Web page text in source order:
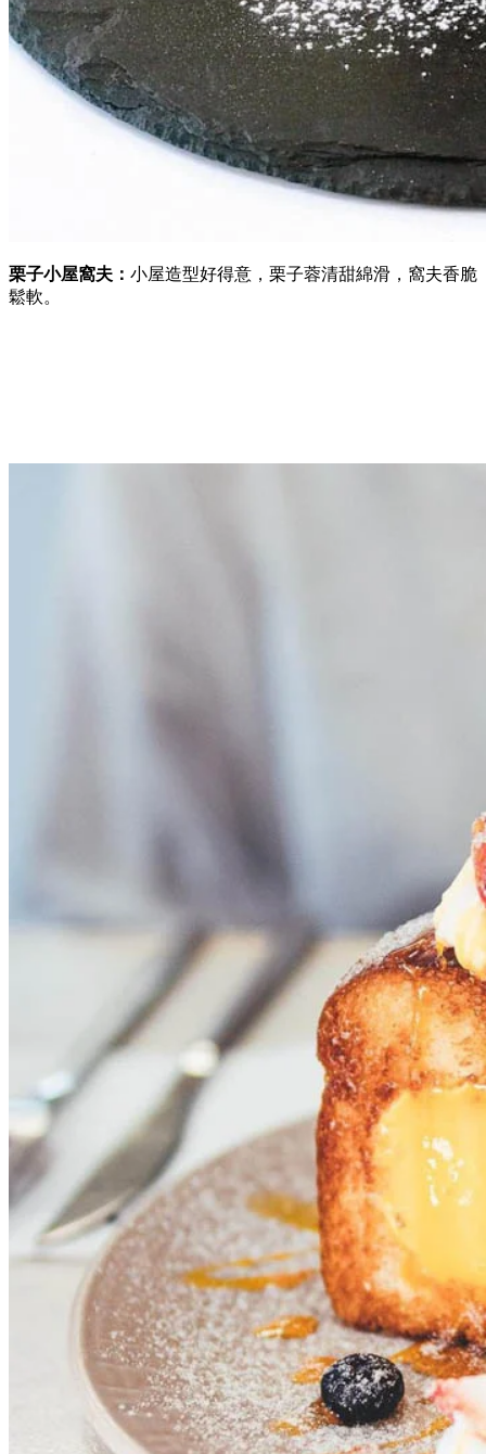
栗子小屋窩夫： 小屋造型好得意，栗子蓉清甜綿滑，窩夫香脆
鬆軟。